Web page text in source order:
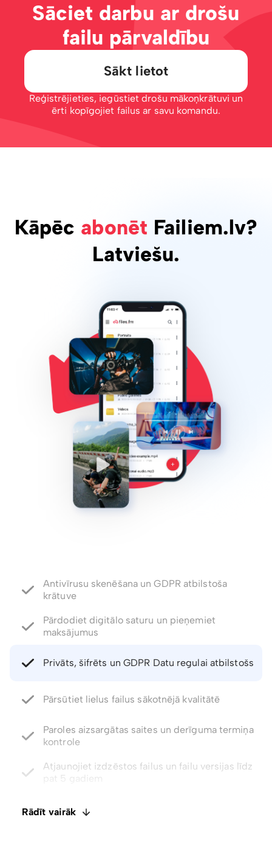
Sāciet darbu ar drošu
failu pārvaldību
Sākt lietot
Reģistrējieties, iegūstiet drošu mākoņkrātuvi un
ērti kopīgojiet failus ar savu komandu.
Kāpēc abonēt Failiem.lv?
Latviešu.
Rādīt vairāk
Pārdodiet digitālo saturu un pieņemiet
maksājumus
Privāts, šifrēts un GDPR Datu regulai atbilstošs
Pārsūtiet lielus failus sākotnējā kvalitātē
Paroles aizsargātas saites un derīguma termiņa
Atjaunojiet izdzēstos failus un failu versijas līdz
pat 5 gadiem
Integrēts E-paraksts. Komentāri un failu
Atspējot lejupielādes ar tikai skatīšanas piekļuvi